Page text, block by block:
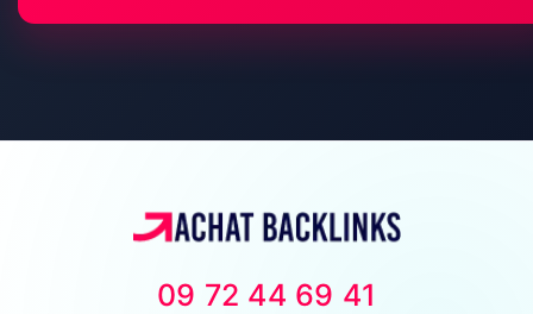
09 72 44 69 41